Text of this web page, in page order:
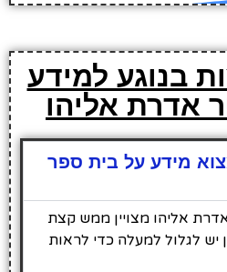
בנוגע למידע
אדרת אליהו
מידע על בית ספר
אליהו מצויין ממש קצת
לגלול למעלה כדי לראות